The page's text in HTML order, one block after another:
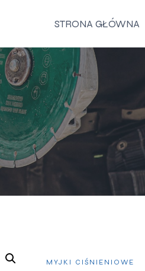
STRONA GŁÓWNA
MYJKI CIŚNIENIOWE